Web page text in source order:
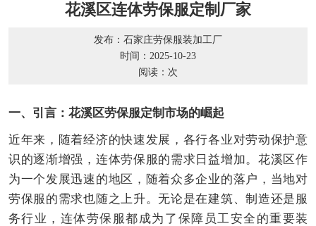
花溪区连体劳保服定制厂家
发布：石家庄劳保服装加工厂
时间：2025-10-23
阅读： 次
一、引言：花溪区劳保服定制市场的崛起
近年来，随着经济的快速发展，各行各业对劳动保护意
识的逐渐增强，连体劳保服的需求日益增加。花溪区作
为一个发展迅速的地区，随着众多企业的落户，当地对
劳保服的需求也随之上升。无论是在建筑、制造还是服
务行业，连体劳保服都成为了保障员工安全的重要装